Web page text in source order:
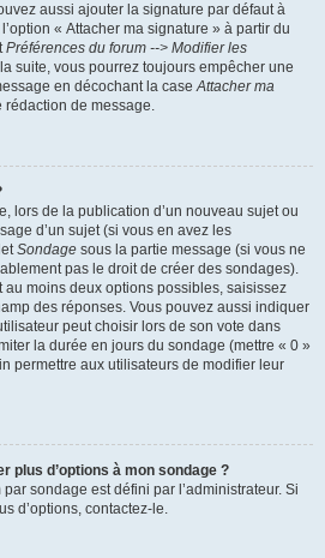
aussi ajouter la signature par défaut à
« Attacher ma signature » à partir du
Préférences du forum --> Modifier les
suite, vous pourrez toujours empêcher une
en décochant la caseAttacher ma
rédaction de message.
lors de la publication d’un nouveau sujet ou
d’un sujet (si vous en avez les
Sondage sous la partie message (si vous ne
pas le droit de créer des sondages).
moins deux options possibles, saisissez
des réponses. Vous pouvez aussi indiquer
peut choisir lors de son vote dans
la durée en jours du sondage (mettre « 0 »
permettre aux utilisateurs de modifier leur
plus d’options à mon sondage ?
sondage est défini par l’administrateur. Si
d’options, contactez-le.